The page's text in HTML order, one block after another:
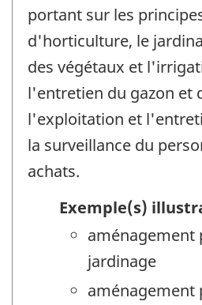
portant sur les
d'horticulture, le
des végétaux et
l'entretien du gazon et
l'exploitation et
la surveillance du
achats.
Exemple(s)
aménagement
jardinage
aménagement